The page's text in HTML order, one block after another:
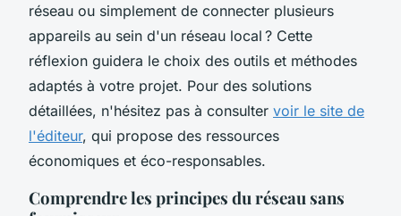
réseau ou simplement de connecter plusieurs
appareils au sein d'un réseau local ? Cette
réflexion guidera le choix des outils et méthodes
adaptés à votre projet. Pour des solutions
détaillées, n'hésitez pas à consulter voir le site de
l'éditeur, qui propose des ressources
économiques et éco-responsables.
Comprendre les principes du réseau sans